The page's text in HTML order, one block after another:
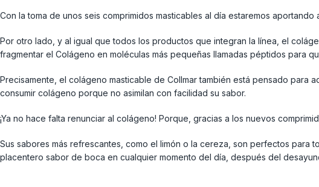
Con la toma de unos seis comprimidos masticables al día estaremos
Por otro lado, y al igual que todos los productos que integran la línea, el
fragmentar el Colágeno en moléculas más pequeñas llamadas péptidos para
Precisamente, el colágeno masticable de Collmar también está pensado para
consumir colágeno porque no asimilan con facilidad su sabor.
¡Ya no hace falta renunciar al colágeno! Porque, gracias a los nuevos
Sus sabores más refrescantes, como el limón o la cereza, son perfectos
placentero sabor de boca en cualquier momento del día, después del